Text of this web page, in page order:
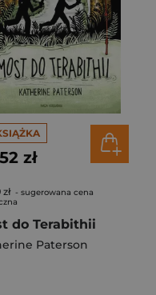
zł
- sugerowana cena
do Terabithii
Paterson